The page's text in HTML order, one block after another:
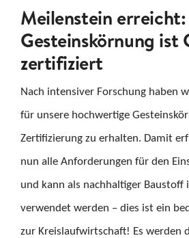
KARRIERE
KONTAKT
Suche
nach:
Meilenstein erreicht:
Gesteinskörnung ist
zertifiziert
Nach intensiver Forschung haben
für unsere hochwertige
Zertifizierung zu erhalten. Damit
nun alle Anforderungen für den
und kann als nachhaltiger Baustoff
verwendet werden – dies ist ein
zur Kreislaufwirtschaft! Es werden